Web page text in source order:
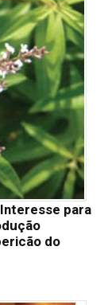
para
do